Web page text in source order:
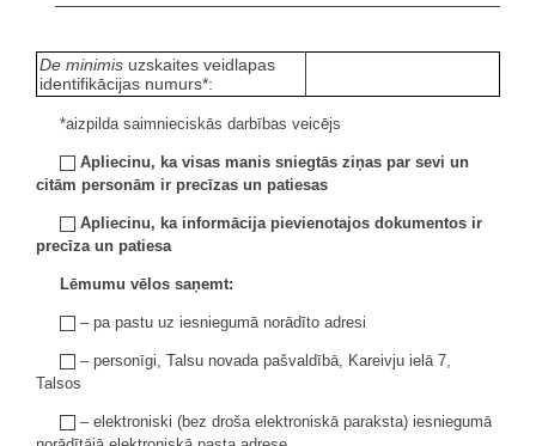
De minimis uzskaites veidlapas
identifikācijas numurs*:
*aizpilda saimnieciskās darbības veicējs
Apliecinu, ka visas manis sniegtās ziņas par sevi un
citām personām ir precīzas un patiesas
Apliecinu, ka informācija pievienotajos dokumentos ir
precīza un patiesa
Lēmumu vēlos saņemt:
– pa pastu uz iesniegumā norādīto adresi
– personīgi, Talsu novada pašvaldībā, Kareivju ielā 7,
Talsos
– elektroniski (bez droša elektroniskā paraksta) iesniegumā